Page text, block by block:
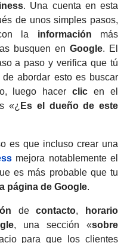
. Una cuenta en esta
de unos simples pasos,
la información más
busquen en Google. El
a paso y verifica que tú
de abordar esto es buscar
luego hacerclic en el
«¿ Es el dueño de este
es que incluso crear una
mejora notablemente el
es más probable que tu
página de Google.
decontacto,
horario
, una sección «sobre
para que los clientes